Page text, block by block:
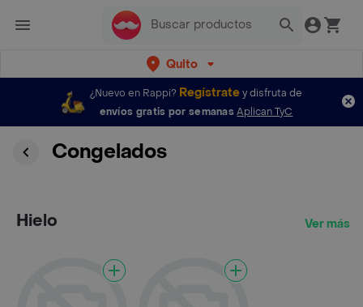
Quito
¿Nuevo en Rappi? Regístratey disfruta de
envíos gratis por semanas Aplican TyC
Congelados
Hielo Ver más